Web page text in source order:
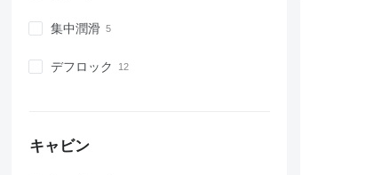
集中潤滑
デフロック
キャビン